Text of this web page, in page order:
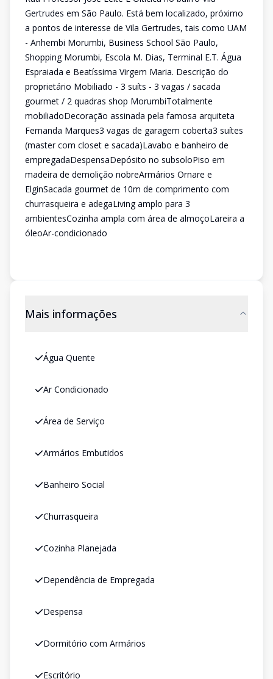
Gertrudes em São Paulo. Está bem localizado, próximo
a pontos de interesse de Vila Gertrudes, tais como UAM
- Anhembi Morumbi, Business School São Paulo,
Shopping Morumbi, Escola M. Dias, Terminal E.T. Água
Espraiada e Beatíssima Virgem Maria. Descrição do
proprietário Mobiliado - 3 suíts - 3 vagas / sacada
gourmet / 2 quadras shop MorumbiTotalmente
mobiliadoDecoração assinada pela famosa arquiteta
Fernanda Marques3 vagas de garagem coberta3 suítes
(master com closet e sacada)Lavabo e banheiro de
empregadaDespensaDepósito no subsoloPiso em
madeira de demolição nobreArmários Ornare e
ElginSacada gourmet de 10m de comprimento com
churrasqueira e adegaLiving amplo para 3
ambientesCozinha ampla com área de almoçoLareira a
óleoAr-condicionado
Mais informações
Água Quente
Ar Condicionado
Área de Serviço
Armários Embutidos
Banheiro Social
Churrasqueira
Cozinha Planejada
Dependência de Empregada
Despensa
Dormitório com Armários
Escritório